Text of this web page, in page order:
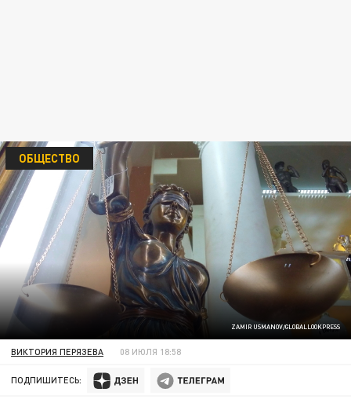
ZAMIR USMANOV/GLOBALLOOKPRESS
ОБЩЕСТВО
ВИКТОРИЯ ПЕРЯЗЕВА 08 ИЮЛЯ 18:58
ПОДПИШИТЕСЬ: